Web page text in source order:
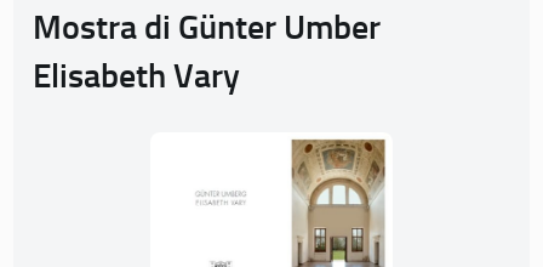
Mostra di Günter Umber
Elisabeth Vary